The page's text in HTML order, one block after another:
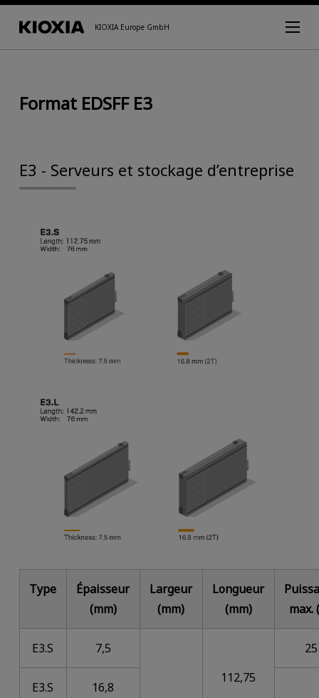
KIOXIA Europe GmbH
Format EDSFF E3
E3 - Serveurs et stockage d’entreprise
Type
Épaisseur
(mm)
Largeur
(mm)
Longueur
(mm)
max.
E3.S 7,5
112,75
25
E3.S
16,8